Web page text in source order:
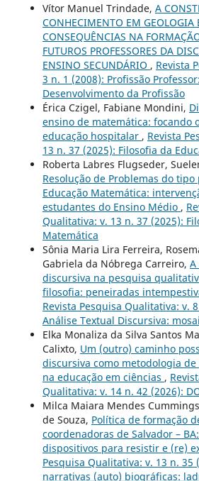
Vítor Manuel Trindade, A
CONHECIMENTO EM GEOLOGIA
CONSEQUÊNCIAS NA
FUTUROS PROFESSORES DA
ENSINO SECUNDÁRIO , Revista
3 n. 1 (2008): Profissão
Desenvolvimento da Profissão
Érica Czigel, Fabiane Mondini,
ensino de matemática: focando
educação hospitalar , Revista
13 n. 37 (2025): Filosofia da
Roberta Labres Flugseder,
Resolução de Problemas do tipo
Educação Matemática:
estudantes do Ensino Médio ,
Qualitativa: v. 13 n. 37 (2025):
Matemática
Sônia Maria Lira Ferreira,
Gabriela da Nóbrega Carreiro,
discursiva na pesquisa
filosofia: peneiradas
Revista Pesquisa Qualitativa: v.
Análise Textual Discursiva:
Elka Monaliza da Silva Santos
Calixto, Um (outro) caminho
discursiva como metodologia
na educação em ciências ,
Qualitativa: v. 14 n. 42 (2026):
Milca Maiara Mendes
de Souza, Política de formação
coordenadoras de Salvador –
dispositivos para resistir e (re)
Pesquisa Qualitativa: v. 13 n. 35
narrativas (auto) biográficas: